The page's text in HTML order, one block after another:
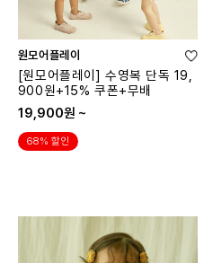
원모어플레이
[원모어플레이] 수영복 단독 19,
900원+15% 쿠폰+무배
19,900원 ~
68% 할인